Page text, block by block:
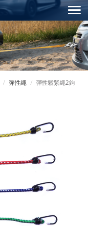
彈性繩 彈性鬆緊繩2鉤